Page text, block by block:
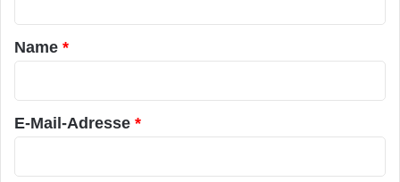
a
r
*
Name *
E-Mail-Adresse *